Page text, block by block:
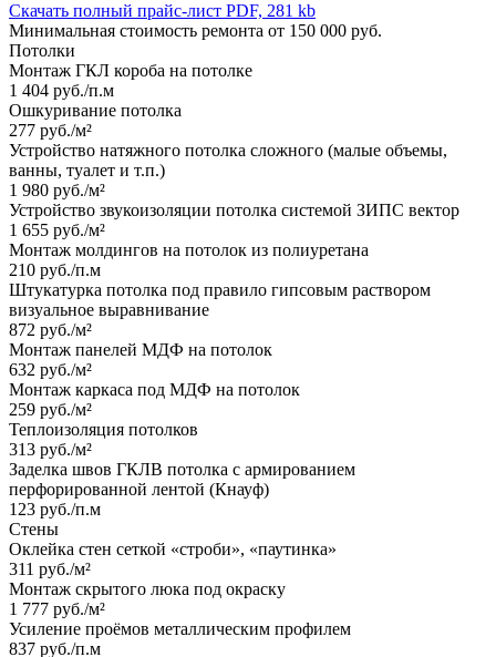
Скачать полный прайс-лист PDF, 281 kb
Минимальная стоимость ремонта от 150 000 руб.
Потолки
Монтаж ГКЛ короба на потолке
1 404 руб./п.м
Ошкуривание потолка
277 руб./м²
Устройство натяжного потолка сложного (малые объемы,
ванны, туалет и т.п.)
1 980 руб./м²
Устройство звукоизоляции потолка системой ЗИПС вектор
1 655 руб./м²
Монтаж молдингов на потолок из полиуретана
210 руб./п.м
Штукатурка потолка под правило гипсовым раствором
визуальное выравнивание
872 руб./м²
Монтаж панелей МДФ на потолок
632 руб./м²
Монтаж каркаса под МДФ на потолок
259 руб./м²
Теплоизоляция потолков
313 руб./м²
Заделка швов ГКЛВ потолка с армированием
перфорированной лентой (Кнауф)
123 руб./п.м
Стены
Оклейка стен сеткой «строби», «паутинка»
311 руб./м²
Монтаж скрытого люка под окраску
1 777 руб./м²
Усиление проёмов металлическим профилем
837 руб./п.м